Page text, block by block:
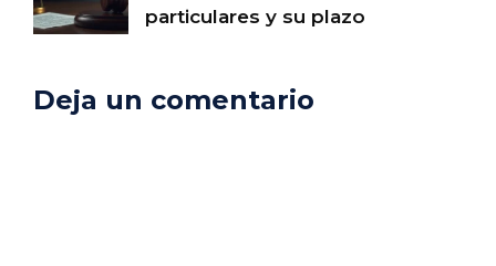
particulares y su plazo
Deja un comentario